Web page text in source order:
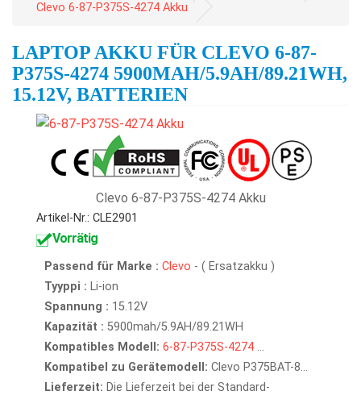
Clevo 6-87-P375S-4274 Akku
LAPTOP AKKU FÜR CLEVO 6-87-
P375S-4274 5900MAH/5.9AH/89.21WH,
15.12V, BATTERIEN
Clevo 6-87-P375S-4274 Akku
Artikel-Nr.: CLE2901
Vorrätig
Passend für Marke : Clevo - ( Ersatzakku )
Tyyppi : Li-ion
Spannung : 15.12V
Kapazität : 5900mah/5.9AH/89.21WH
Kompatibles Modell: 6-87-P375S-4274 ...
Kompatibel zu Gerätemodell: Clevo P375BAT-8...
Lieferzeit: Die Lieferzeit bei der Standard-